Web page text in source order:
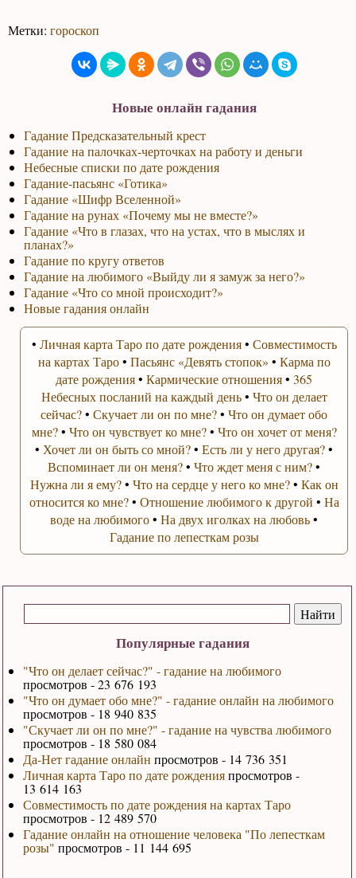
Популярные гадания
"Что он делает сейчас?" - гадание на любимого
просмотров - 23 676 193
"Что он думает обо мне?" - гадание онлайн на любимого
просмотров - 18 940 835
"Скучает ли он по мне?" - гадание на чувства любимого
просмотров - 18 580 084
Да-Нет гадание онлайн просмотров - 14 736 351
Личная карта Таро по дате рожденияпросмотров -
13 614 163
Совместимость по дате рождения на картах Таро
просмотров - 12 489 570
Гадание онлайн на отношение человека "По лепесткам
розы" просмотров - 11 144 695
Метки:гороскоп
Новые онлайн гадания
Гадание Предсказательный крест
Гадание на палочках-черточках на работу и деньги
Небесные списки по дате рождения
Гадание-пасьянс «Готика»
Гадание «Шифр Вселенной»
Гадание на рунах «Почему мы не вместе?»
Гадание «Что в глазах, что на устах, что в мыслях и
планах?»
Гадание по кругу ответов
Гадание на любимого «Выйду ли я замуж за него?»
Гадание «Что со мной происходит?»
Новые гадания онлайн
• Личная карта Таро по дате рождения• Совместимость
на картах Таро• Пасьянс «Девять стопок» • Карма по
дате рождения•Кармические отношения•365
Небесных посланий на каждый день• Что он делает
сейчас?•Скучает ли он по мне?•Что он думает обо
мне?• Что он чувствует ко мне?• Что он хочет от меня?
• Хочет ли он быть со мной?•Есть ли у него другая?•
Вспоминает ли он меня?•Что ждет меня с ним?•
Нужна ли я ему?• Что на сердце у него ко мне?• Как он
относится ко мне?• Отношение любимого к другой • На
воде на любимого•На двух иголках на любовь•
Гадание по лепесткам розы